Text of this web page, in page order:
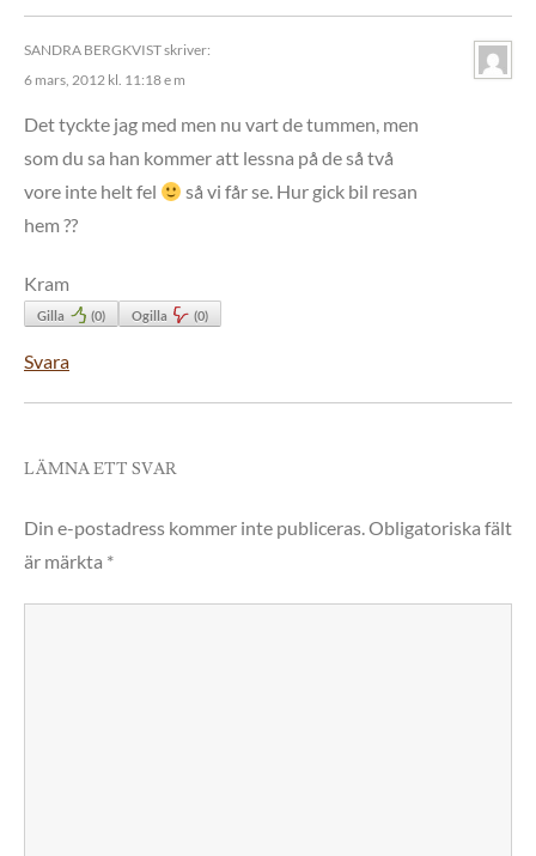
SANDRA BERGKVISTskriver:
6 mars, 2012 kl. 11:18 e m
Det tyckte jag med men nu vart de tummen, men
som du sa han kommer att lessna på de så två
vore inte helt fel
så vi får se. Hur gick bil resan
hem ??
Kram
Gilla (0) Ogilla (0)
Svara
LÄMNA ETT SVAR
Din e-postadress kommer inte publiceras.Obligatoriska fält
är märkta *